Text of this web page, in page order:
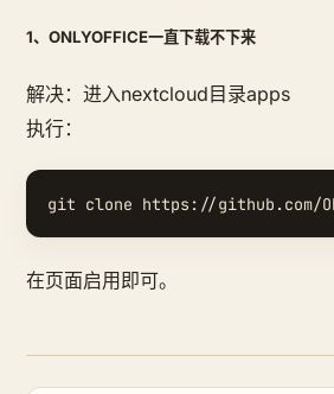
1、ONLYOFFICE一直下载不下来
解决：进入nextcloud目录apps
执行：
在页面启用即可。